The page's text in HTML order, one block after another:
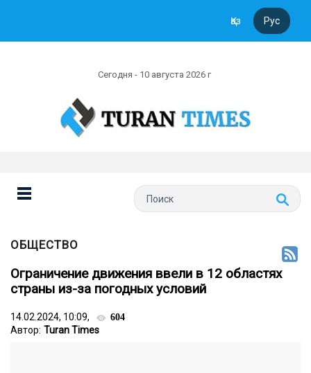
Қаз Рус
Сегодня - 10 августа 2026 г
ОБЩЕСТВО
Ограничение движения ввели в 12 областях
страны из-за погодных условий
14.02.2024, 10:09, 604
Автор: Turan Times